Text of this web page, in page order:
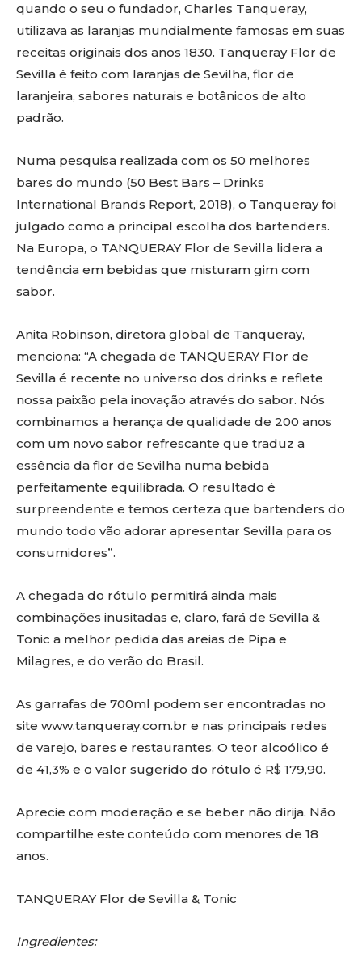
quando o seu o fundador, Charles Tanqueray,
utilizava as laranjas mundialmente famosas em suas
receitas originais dos anos 1830. Tanqueray Flor de
Sevilla é feito com laranjas de Sevilha, flor de
laranjeira, sabores naturais e botânicos de alto
padrão.
Numa pesquisa realizada com os 50 melhores
bares do mundo (50 Best Bars – Drinks
International Brands Report, 2018), o Tanqueray foi
julgado como a principal escolha dos bartenders.
Na Europa, o TANQUERAY Flor de Sevilla lidera a
tendência em bebidas que misturam gim com
sabor.
Anita Robinson, diretora global de Tanqueray,
menciona: “A chegada de TANQUERAY Flor de
Sevilla é recente no universo dos drinks e reflete
nossa paixão pela inovação através do sabor. Nós
combinamos a herança de qualidade de 200 anos
com um novo sabor refrescante que traduz a
essência da flor de Sevilha numa bebida
perfeitamente equilibrada. O resultado é
surpreendente e temos certeza que bartenders do
mundo todo vão adorar apresentar Sevilla para os
consumidores”.
A chegada do rótulo permitirá ainda mais
combinações inusitadas e, claro, fará de Sevilla &
Tonic a melhor pedida das areias de Pipa e
Milagres, e do verão do Brasil.
As garrafas de 700ml podem ser encontradas no
site www.tanqueray.com.br e nas principais redes
de varejo, bares e restaurantes. O teor alcoólico é
de 41,3% e o valor sugerido do rótulo é R$ 179,90.
Aprecie com moderação e se beber não dirija. Não
compartilhe este conteúdo com menores de 18
anos.
TANQUERAY Flor de Sevilla & Tonic
Ingredientes: